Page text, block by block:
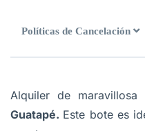
Políticas de Cancelación
Alquiler de maravillosa
Guatapé. Este bote es